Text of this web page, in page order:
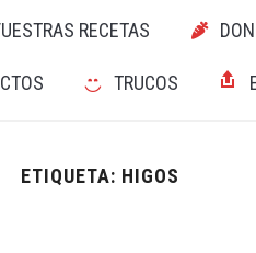
RECETAS
TRUCOS
ETIQUETA: HIGOS